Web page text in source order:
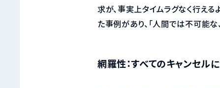
求が、事実上タイムラグなく行え
た事例があり、「人間では不可能な
網羅性：すべてのキャンセル